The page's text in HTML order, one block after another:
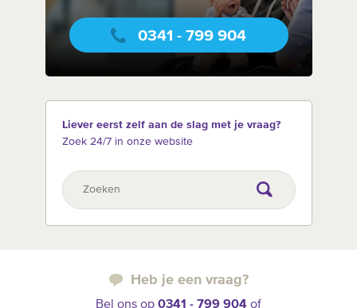
0341 - 799 904
Liever eerst zelf aan de slag met je vraag?
Zoek 24/7 in onze website
Heb je een vraag?
Bel ons op 0341 - 799 904 of